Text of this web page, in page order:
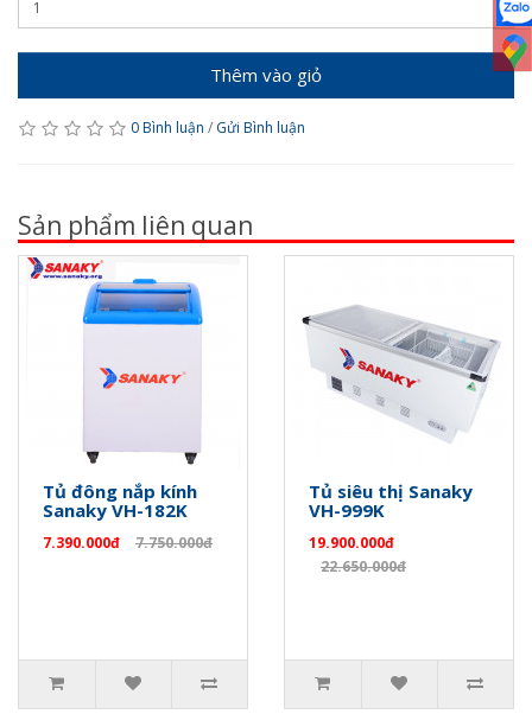
Thêm vào giỏ
0 Bình luận / Gửi Bình luận
Sản phẩm liên quan
Tủ đông nắp kính
Sanaky VH-182K
7.390.000đ 7.750.000đ
Tủ siêu thị Sanaky
VH-999K
19.900.000đ
22.650.000đ